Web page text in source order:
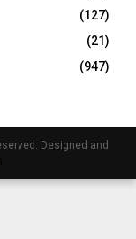
(127)
(21)
(947)
Designed and